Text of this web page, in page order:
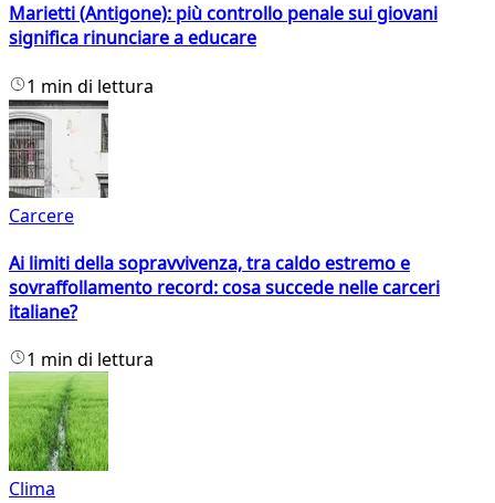
Marietti (Antigone): più controllo penale sui giovani
significa rinunciare a educare
1 min di lettura
Carcere
Ai limiti della sopravvivenza, tra caldo estremo e
sovraffollamento record: cosa succede nelle carceri
italiane?
1 min di lettura
Clima